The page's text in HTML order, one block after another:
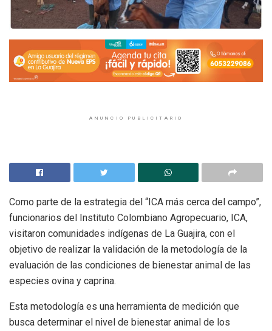
ANUNCIO PUBLICITARIO
Como parte de la estrategia del “ICA más cerca del campo”,
funcionarios del Instituto Colombiano Agropecuario, ICA,
visitaron comunidades indígenas de La Guajira, con el
objetivo de realizar la validación de la metodología de la
evaluación de las condiciones de bienestar animal de las
especies ovina y caprina.
Esta metodología es una herramienta de medición que
busca determinar el nivel de bienestar animal de los